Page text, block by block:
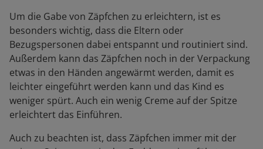
Um die Gabe von Zäpfchen zu erleichtern, ist es
besonders wichtig, dass die Eltern oder
Bezugspersonen dabei entspannt und routiniert sind.
Außerdem kann das Zäpfchen noch in der Verpackung
etwas in den Händen angewärmt werden, damit es
leichter eingeführt werden kann und das Kind es
weniger spürt. Auch ein wenig Creme auf der Spitze
erleichtert das Einführen.
Auch zu beachten ist, dass Zäpfchen immer mit der